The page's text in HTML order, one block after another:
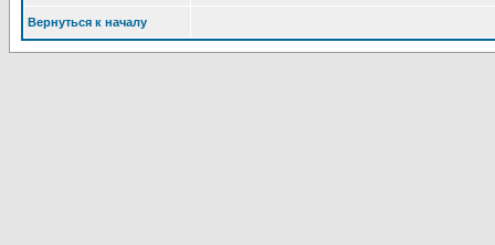
Вернуться к началу